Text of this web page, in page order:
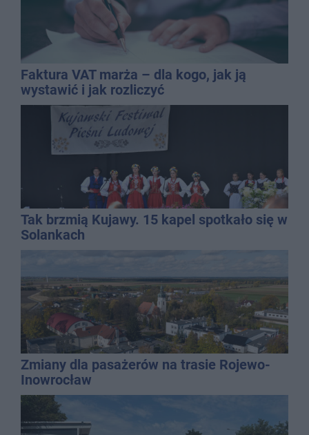
Faktura VAT marża – dla kogo, jak ją
wystawić i jak rozliczyć
Tak brzmią Kujawy. 15 kapel spotkało się w
Solankach
Zmiany dla pasażerów na trasie Rojewo-
Inowrocław